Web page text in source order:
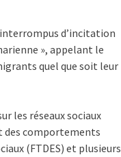
d’incitation
», appelant le
quel que soit leur
les réseaux sociaux
des comportements
(FTDES) et plusieurs